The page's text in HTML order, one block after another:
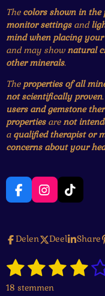
The colors shown in the
monitor settingsand
mind when placing your
and may shownatural
other minerals.
The properties of all
not scientifically proven
users and gemstone
propertiesarenot
a qualified therapist or
concerns about your
F
a
b
o
k
I
n
a
r
m
T
i
o
Delen Deel Share
R
a
t
1
s
2
s
3
s
4 5
18 stemmen